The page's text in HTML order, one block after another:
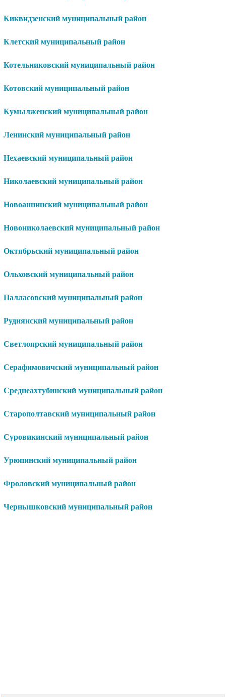
Киквидзенский муниципальный район
Клетский муниципальный район
Котельниковский муниципальный район
Котовский муниципальный район
Кумылженский муниципальный район
Ленинский муниципальный район
Нехаевский муниципальный район
Николаевский муниципальный район
Новоаннинский муниципальный район
Новониколаевский муниципальный район
Октябрьский муниципальный район
Ольховский муниципальный район
Палласовский муниципальный район
Руднянский муниципальный район
Светлоярский муниципальный район
Серафимовичский муниципальный район
Среднеахтубинский муниципальный район
Старополтавский муниципальный район
Суровикинский муниципальный район
Урюпинский муниципальный район
Фроловский муниципальный район
Чернышковский муниципальный район